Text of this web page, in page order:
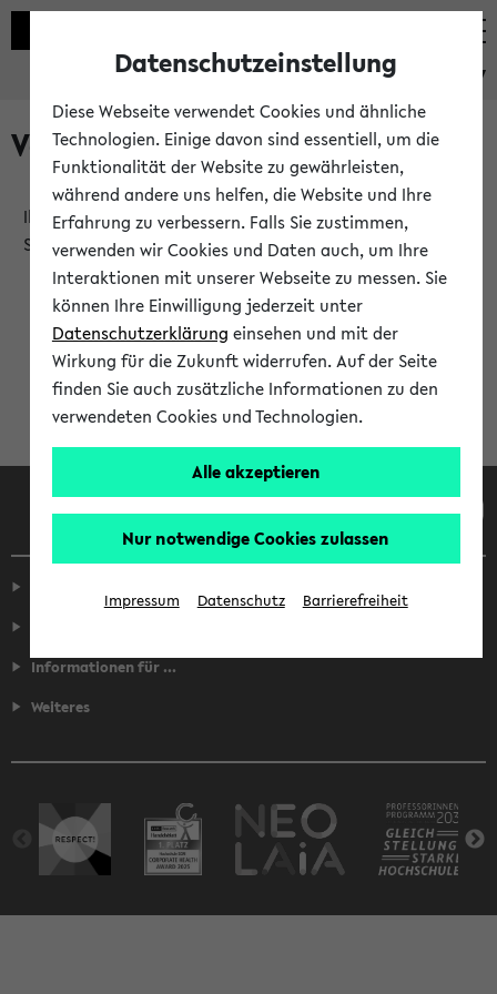
eKVV
Verlauf
Ihr Verlauf ist leer. Er wird sich im Verlauf Ihrer eKVV
Sitzung füllen.
Informationen für ...
Weiteres
Datenschutzeinstellung
Diese Webseite verwendet Cookies und ähnliche
Technologien. Einige davon sind essentiell, um die
Funktionalität der Website zu gewährleisten,
während andere uns helfen, die Website und Ihre
Erfahrung zu verbessern. Falls Sie zustimmen,
verwenden wir Cookies und Daten auch, um Ihre
Interaktionen mit unserer Webseite zu messen. Sie
können Ihre Einwilligung jederzeit unter
Datenschutzerklärung einsehen und mit der
Wirkung für die Zukunft widerrufen. Auf der Seite
finden Sie auch zusätzliche Informationen zu den
verwendeten Cookies und Technologien.
Alle akzeptieren
Nur notwendige Cookies zulassen
Impressum Datenschutz Barrierefreiheit